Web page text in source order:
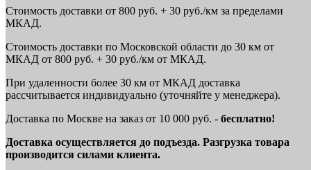
Стоимость доставки от 800 руб. + 30 руб./км за пределами
МКАД.
Стоимость доставки по Московской области до 30 км от
МКАД от 800 руб. + 30 руб./км от МКАД.
При удаленности более 30 км от МКАД доставка
рассчитывается индивидуально (уточняйте у менеджера).
Доставка по Москве на заказ от 10 000 руб. - бесплатно!
Доставка осуществляется до подъезда. Разгрузка товара
производится силами клиента.